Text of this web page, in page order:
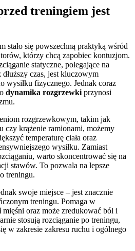
treningiem jest
stało się powszechną praktyką wśród
którzy chcą zapobiec kontuzjom.
statyczne, polegające na
czas, jest kluczowym
wysiłku fizycznego. Jednak coraz
dynamika rozgrzewkiprzynosi
rozgrzewkowym, takim jak
czy krążenie ramionami, możemy
temperaturę ciała oraz
wysiłku. Zamiast
warto skoncentrować się na
stawów. To pozwala na lepsze
treningu.
swoje miejsce – jest znacznie
treningu. Pomaga w
mięśni oraz może zredukować ból i
stosują rozciąganie po treningu,
w zakresie zakresu ruchu i ogólnego